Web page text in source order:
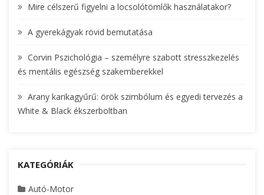
:
Mire célszerű figyelni a locsolótömlők használatakor?
A gyerekágyak rövid bemutatása
Corvin Pszichológia – személyre szabott stresszkezelés
és mentális egészség szakemberekkel
Arany karikagyűrű: örök szimbólum és egyedi tervezés a
White & Black ékszerboltban
KATEGÓRIÁK
Autó-Motor